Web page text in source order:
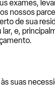
exames,
nossos
de sua
e,
suas